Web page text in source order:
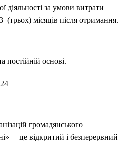
діяльності за умови витрати
(трьох) місяців після отримання.
постійній основі.
громадянського
– це відкритий і безперервний